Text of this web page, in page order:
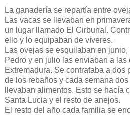
La ganadería se repartía entre
Las vacas se llevaban en
un lugar llamado El Cirbunal.
ello y lo equipaban de víveres.
Las ovejas se esquilaban en
Pedro y en julio las enviaban a las
Extremadura. Se contrataba a dos
de los rebaños y cada semana
llevaban alimentos. Esto se hacía
Santa Lucia y el resto de anejos.
El resto del año cada familia se